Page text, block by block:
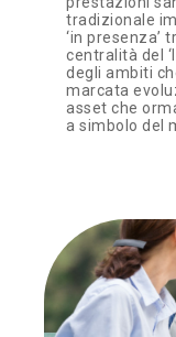
tradizionale
‘in presenza’
centralità del
degli ambiti
marcata
asset che
a simbolo del